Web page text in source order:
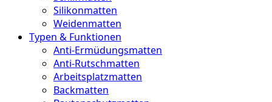
Silikonmatten
Weidenmatten
Typen & Funktionen
Anti-Ermüdungsmatten
Anti-Rutschmatten
Arbeitsplatzmatten
Backmatten